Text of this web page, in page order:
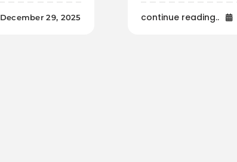
December 29, 2025 continue reading..